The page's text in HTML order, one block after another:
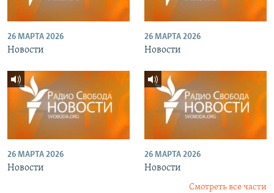
26 МАРТА 2026
Новости
26 МАРТА 2026
Новости
26 МАРТА 2026
Новости
26 МАРТА 2026
Новости
Смотреть все части